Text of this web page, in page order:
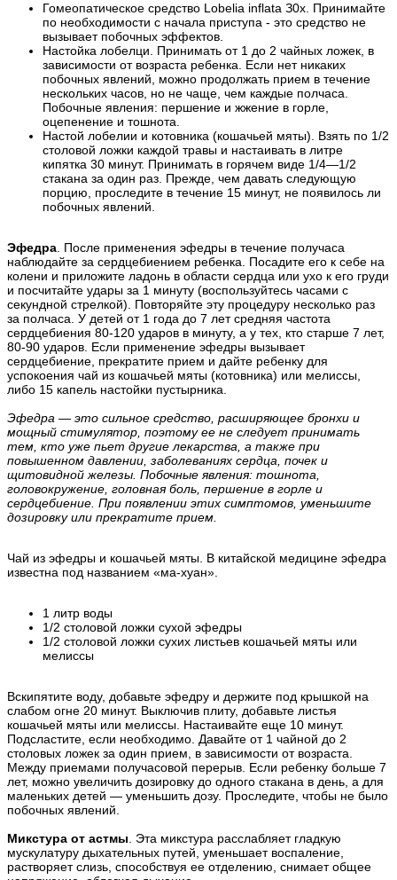
Гомеопатическое средство Lobelia inflata З0х. Принимайте
по необходимости с начала приступа - это средство не
вызывает побочных эффектов.
Настойка лобелци. Принимать от 1 до 2 чайных ложек, в
зависимости от возраста ребенка. Если нет никаких
побочных явлений, можно продолжать прием в течение
нескольких часов, но не чаще, чем каждые полчаса.
Побочные явления: першение и жжение в горле,
оцепенение и тошнота.
Настой лобелии и котовника (кошачьей мяты). Взять по 1/2
столовой ложки каждой травы и настаивать в литре
кипятка 30 минут. Принимать в горячем виде 1/4—1/2
стакана за один раз. Прежде, чем давать следующую
порцию, проследите в течение 15 минут, не появилось ли
побочных явлений.
Эфедра. После применения эфедры в течение получаса
наблюдайте за сердцебиением ребенка. Посадите его к себе на
колени и приложите ладонь в области сердца или ухо к его груди
и посчитайте удары за 1 минуту (воспользуйтесь часами с
секундной стрелкой). Повторяйте эту процедуру несколько раз
за полчаса. У детей от 1 года до 7 лет средняя частота
сердцебиения 80-120 ударов в минуту, а у тех, кто старше 7 лет,
80-90 ударов. Если применение эфедры вызывает
сердцебиение, прекратите прием и дайте ребенку для
успокоения чай из кошачьей мяты (котовника) или мелиссы,
либо 15 капель настойки пустырника.
Эфедра — это сильное средство, расширяющее бронхи и
мощный стимулятор, поэтому ее не следует принимать
тем, кто уже пьет другие лекарства, а также при
повышенном давлении, заболеваниях сердца, почек и
щитовидной железы. Побочные явления: тошнота,
головокружение, головная боль, першение в горле и
сердцебиение. При появлении этих симптомов, уменьшите
дозировку или прекратите прием.
Чай из эфедры и кошачьей мяты. В китайской медицине эфедра
известна под названием «ма-хуан».
1 литр воды
1/2 столовой ложки сухой эфедры
1/2 столовой ложки сухих листьев кошачьей мяты или
мелиссы
Вскипятите воду, добавьте эфедру и держите под крышкой на
слабом огне 20 минут. Выключив плиту, добавьте листья
кошачьей мяты или мелиссы. Настаивайте еще 10 минут.
Подсластите, если необходимо. Давайте от 1 чайной до 2
столовых ложек за один прием, в зависимости от возраста.
Между приемами получасовой перерыв. Если ребенку больше 7
лет, можно увеличить дозировку до одного стакана в день, а для
маленьких детей — уменьшить дозу. Проследите, чтобы не было
побочных явлений.
Микстура от астмы. Эта микстура расслабляет гладкую
мускулатуру дыхательных путей, уменьшает воспаление,
растворяет слизь, способствуя ее отделению, снимает общее